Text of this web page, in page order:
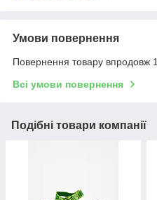
Умови повернення
Повернення товару впродовж
Всі умови повернення
Подібні товари компанії